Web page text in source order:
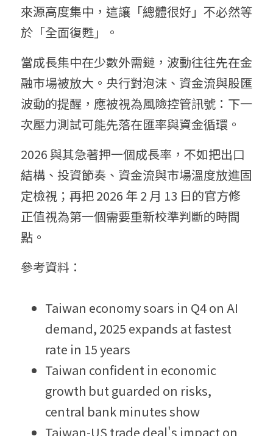
來源高度集中，這讓「總體很好」不必然等
於「全面復甦」。
當成長集中在少數外需鏈，波動往往先在金
融市場被放大。央行對泡沫、資金流與股匯
波動的提醒，應被視為風險控管訊號：下一
次壓力測試可能先落在匯率與資金循環。
2026 與其急著押一個成長率，不如把出口
結構、投資節奏、資金流與市場溫度放進固
定檢視；再把 2026 年 2 月 13 日的官方修
正值視為第一個需要重新校準判斷的時間
點。
參考資料：
Taiwan economy soars in Q4 on AI
demand, 2025 expands at fastest
rate in 15 years
Taiwan confident in economic
growth but guarded on risks,
central bank minutes show
Taiwan-US trade deal's impact on